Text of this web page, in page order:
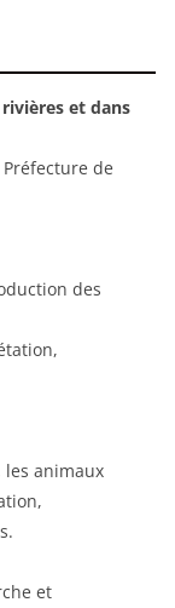
et dans
de
des
les animaux
et